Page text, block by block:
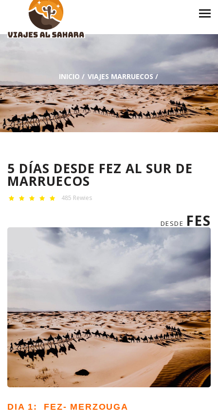
INICIO / VIAJES MARRUECOS /
5 DÍAS DESDE FEZ AL SUR DE
MARRUECOS
485 Rewies
DESDE FES
DIA 1: FEZ- MERZOUGA